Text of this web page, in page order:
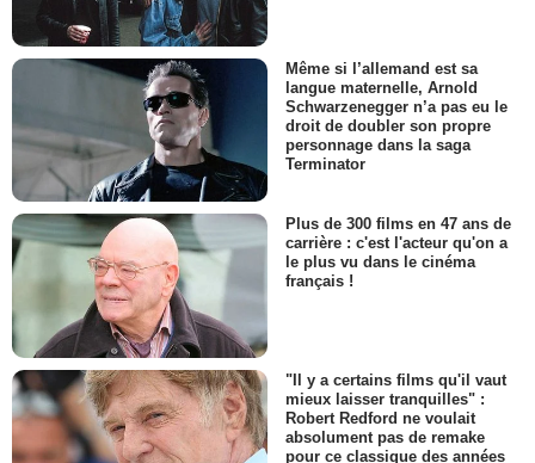
Même si l’allemand est sa
langue maternelle, Arnold
Schwarzenegger n’a pas eu le
droit de doubler son propre
personnage dans la saga
Terminator
Plus de 300 films en 47 ans de
carrière : c'est l'acteur qu'on a
le plus vu dans le cinéma
français !
"Il y a certains films qu'il vaut
mieux laisser tranquilles" :
Robert Redford ne voulait
absolument pas de remake
pour ce classique des années